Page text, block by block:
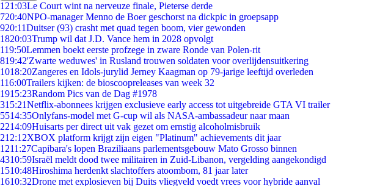
1 21:03Le Court wint na nerveuze finale, Pieterse derde
720:40NPO-manager Menno de Boer geschorst na dickpic in groepsapp
920:11Duitser (93) crasht met quad tegen boom, vier gewonden
1820:03Trump wil dat J.D. Vance hem in 2028 opvolgt
119:50Lemmen boekt eerste profzege in zware Ronde van Polen-rit
819:42'Zwarte weduwes' in Rusland trouwen soldaten voor overlijdensuitkering
1018:20Zangeres en Idols-jurylid Jerney Kaagman op 79-jarige leeftijd overleden
116:00Trailers kijken: de bioscoopreleases van week 32
1915:23Random Pics van de Dag #1978
315:21Netflix-abonnees krijgen exclusieve early access tot uitgebreide GTA VI trailer
5514:35Onlyfans-model met G-cup wil als NASA-ambassadeur naar maan
2214:09Huisarts per direct uit vak gezet om ernstig alcoholmisbruik
212:12XBOX platform krijgt zijn eigen "Platinum" achievements dit jaar
1211:27Capibara's lopen Braziliaans parlementsgebouw Mato Grosso binnen
4310:59Israël meldt dood twee militairen in Zuid-Libanon, vergelding aangekondigd
1510:48Hiroshima herdenkt slachtoffers atoombom, 81 jaar later
1610:32Drone met explosieven bij Duits vliegveld voedt vrees voor hybride aanval